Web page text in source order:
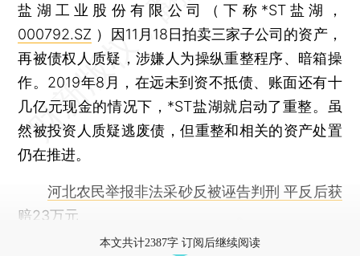
盐湖工业股份有限公司（下称*ST盐湖，
000792.SZ ）因11月18日拍卖三家子公司的资产，
再被债权人质疑，涉嫌人为操纵重整程序、暗箱操
作。2019年8月，在远未到资不抵债、账面还有十
几亿元现金的情况下，*ST盐湖就启动了重整。虽
然被投资人质疑逃废债，但重整和相关的资产处置
仍在推进。
河北农民举报非法采砂反被诬告判刑 平反后获
赔23万元
本文共计2387字 订阅后继续阅读